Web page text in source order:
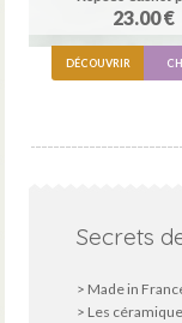
23.00 €
DÉCOUVRIR
Secrets
> Made in
> Les